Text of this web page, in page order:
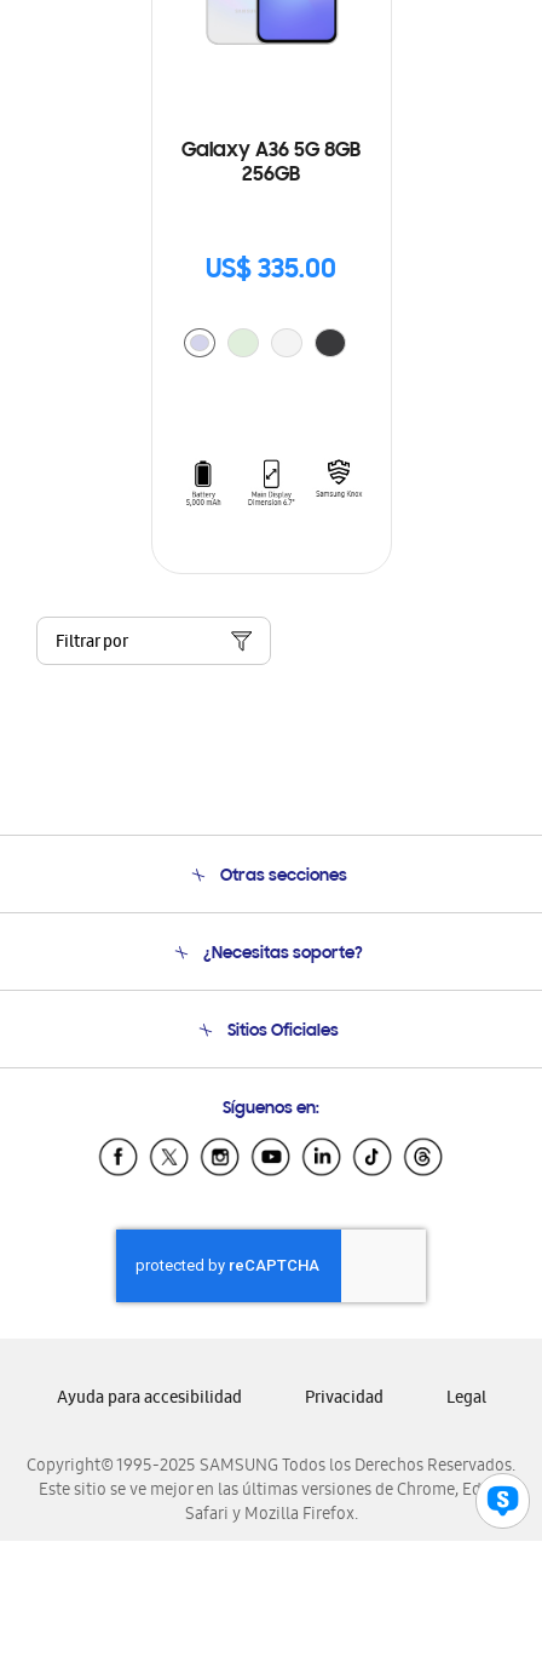
Galaxy A36 5G 8GB
256GB
US$ 335.00
Filtrar por
Otras secciones
Soporte
¿Necesitas soporte?
Soporte vía eMail
Sitios Oficiales
Samsung Ecuador
Samsung El Salvador
Samsung Honduras
Samsung Nicaragua
Samsung Panamá
Samsung Venezuela
Síguenos en:
Copyright© 1995-2025 SAMSUNG Todos los Derechos Reservados.
Este sitio se ve mejor en las últimas versiones de Chrome, Edge,
Safari y Mozilla Firefox.
Ayuda para accesibilidad Privacidad Legal